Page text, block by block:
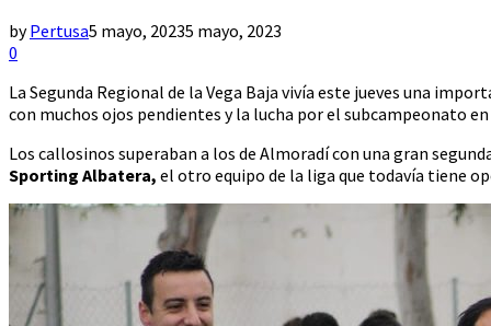
byPertusa5 mayo, 20235 mayo, 2023
0
La Segunda Regional de la Vega Baja vivía este jueves una
con muchos ojos pendientes y la lucha por el subcampeonato
Los callosinos superaban a los de Almoradí con una gran
Sporting Albatera, el otro equipo de la liga que todavía tiene